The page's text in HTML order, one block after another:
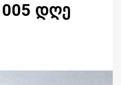
დღე